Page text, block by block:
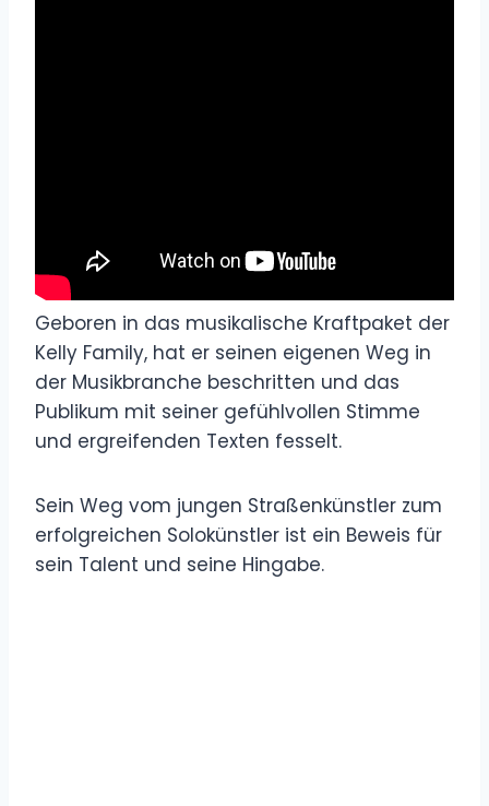
Geboren in das musikalische Kraftpaket der
Kelly Family, hat er seinen eigenen Weg in
der Musikbranche beschritten und das
Publikum mit seiner gefühlvollen Stimme
und ergreifenden Texten fesselt.
Sein Weg vom jungen Straßenkünstler zum
erfolgreichen Solokünstler ist ein Beweis für
sein Talent und seine Hingabe.